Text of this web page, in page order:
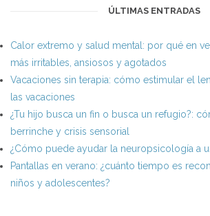
ÚLTIMAS ENTRADAS
Calor extremo y salud mental: por qué en
más irritables, ansiosos y agotados
Vacaciones sin terapia: cómo estimular el
las vacaciones
¿Tu hijo busca un fin o busca un refugio?:
berrinche y crisis sensorial
¿Cómo puede ayudar la neuropsicología a
Pantallas en verano: ¿cuánto tiempo es
niños y adolescentes?